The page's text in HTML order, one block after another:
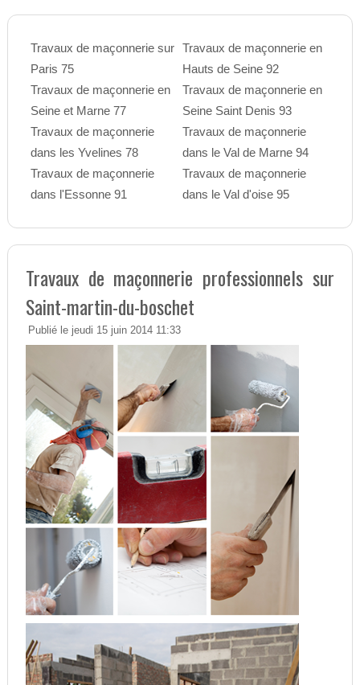
Travaux de maçonnerie sur
Paris 75
Travaux de maçonnerie en
Seine et Marne 77
Travaux de maçonnerie
dans les Yvelines 78
Travaux de maçonnerie
dans l'Essonne 91
Travaux de maçonnerie en
Hauts de Seine 92
Travaux de maçonnerie en
Seine Saint Denis 93
Travaux de maçonnerie
dans le Val de Marne 94
Travaux de maçonnerie
dans le Val d'oise 95
Travaux de maçonnerie professionnels sur
Saint-martin-du-boschet
Publié le jeudi 15 juin 2014 11:33